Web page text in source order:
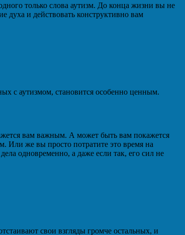
только слова аутизм. До конца жизни вы не
духа и действовать конструктивно вам
с аутизмом, становится особенно ценным.
вам важным. А может быть вам покажется
Или же вы просто потратите это время на
одновременно, а даже если так, его сил не
свои взгляды громче остальных, и